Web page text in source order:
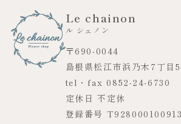
Le chainon
ル シェノン
〒690-0044
島根県松江市浜乃木7丁目
tel・fax 0852-24-6730
定休日 不定休
登録番号